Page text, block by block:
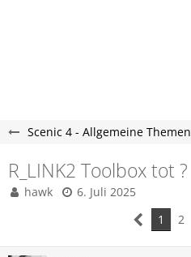
Scenic 4 - Allgemeine Themen
R_LINK2 Toolbox tot ?
hawk
6. Juli 2025
1
2